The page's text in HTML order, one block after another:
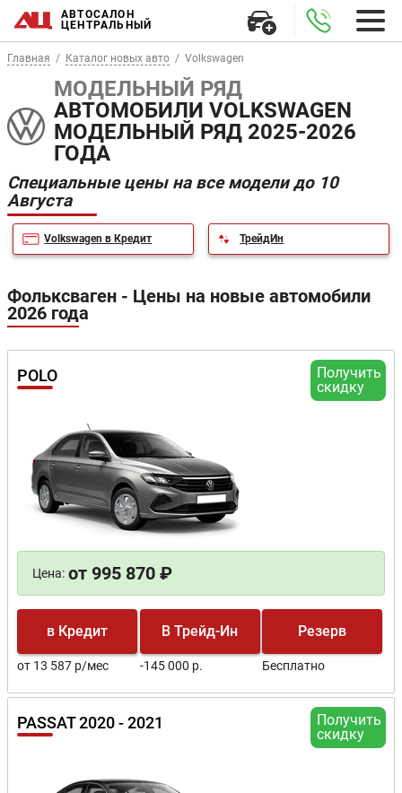
АВТОСАЛОН
ЦЕНТРАЛЬНЫЙ
Главная Каталог новых авто Volkswagen
МОДЕЛЬНЫЙ РЯД
АВТОМОБИЛИ VOLKSWAGEN
МОДЕЛЬНЫЙ РЯД 2025-2026
ГОДА
Специальные цены на все модели до 10
Августа
Volkswagen в Кредит ТрейдИн
Фольксваген - Цены на новые автомобили
2026 года
Получить
скидку
POLO
Цена: от 995 870 ₽
в Кредит
от 13 587 р/мес
В Трейд-Ин
-145 000 р.
Резерв
Бесплатно
Получить
скидку
PASSAT 2020 - 2021